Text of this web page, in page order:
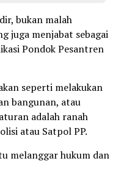
bukan malah
juga menjabat sebagai
Pondok Pesantren
seperti melakukan
bangunan, atau
adalah ranah
atau Satpol PP.
melanggar hukum dan